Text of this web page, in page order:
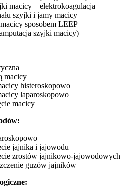
macicy – elektrokoagulacja
szyjki i jamy macicy
sposobem LEEP
szyjki macicy)
macicy
histeroskopowo
laparoskopowo
macicy
jajnika i jajowodu
zrostów jajnikowo-jajowodowych
guzów jajników